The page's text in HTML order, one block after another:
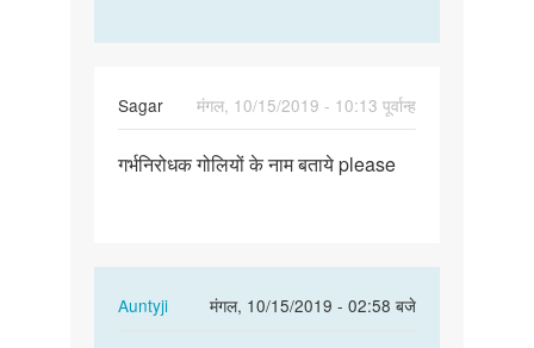
Sagar
मंगल, 10/15/2019 - 10:13 पूर्वान्ह
गर्भनिरोधक
गर्भनिरोधक गोलियों के नाम बताये please
Auntyji
मंगल, 10/15/2019 - 02:58 बजे
In